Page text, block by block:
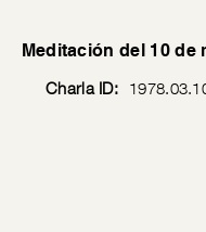
Meditación del 10 de
Charla ID: